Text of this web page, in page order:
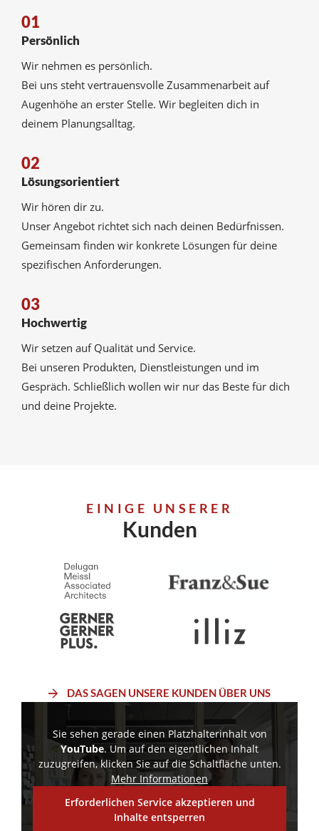
01
Persönlich
Wir nehmen es persönlich.
Bei uns steht vertrauensvolle Zusammenarbeit auf
Augenhöhe an erster Stelle. Wir begleiten dich in
deinem Planungsalltag.
02
Lösungsorientiert
Wir hören dir zu.
Unser Angebot richtet sich nach deinen Bedürfnissen.
Gemeinsam finden wir konkrete Lösungen für deine
spezifischen Anforderungen.
03
Hochwertig
Wir setzen auf Qualität und Service.
Bei unseren Produkten, Dienstleistungen und im
Gespräch. Schließlich wollen wir nur das Beste für dich
und deine Projekte.
EINIGE UNSERER
Kunden
DAS SAGEN UNSERE KUNDEN ÜBER UNS
Sie sehen gerade einen Platzhalterinhalt von
YouTube. Um auf den eigentlichen Inhalt
zuzugreifen, klicken Sie auf die Schaltfläche unten.
Mehr Informationen
Erforderlichen Service akzeptieren und
Inhalte entsperren